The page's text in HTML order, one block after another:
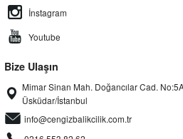
İnstagram
Youtube
Bize Ulaşın
Mimar Sinan Mah. Doğancılar Cad.
Üsküdar/İstanbul
info@cengizbalikcilik.com.tr